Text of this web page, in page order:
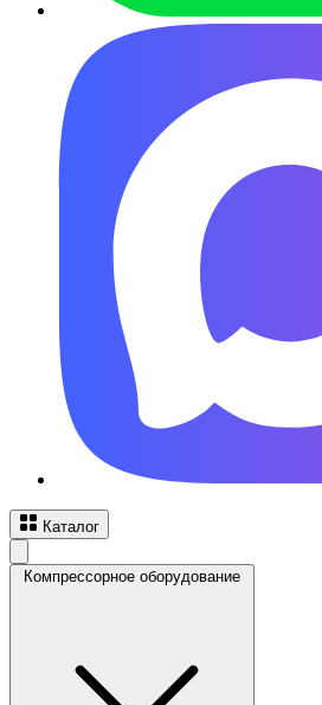
Каталог
Компрессорное оборудование